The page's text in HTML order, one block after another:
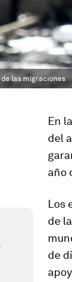
las migraciones
En
del
año
Los
de
de